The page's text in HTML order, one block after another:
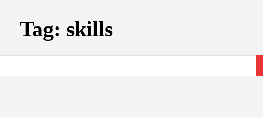
Tag: skills